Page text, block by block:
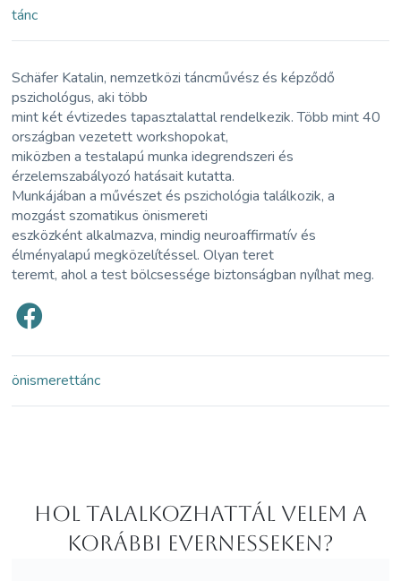
tánc
Schäfer Katalin, nemzetközi táncművész és képződő
pszichológus, aki több
mint két évtizedes tapasztalattal rendelkezik. Több mint 40
országban vezetett workshopokat,
miközben a testalapú munka idegrendszeri és
érzelemszabályozó hatásait kutatta.
Munkájában a művészet és pszichológia találkozik, a
mozgást szomatikus önismereti
eszközként alkalmazva, mindig neuroaffirmatív és
élményalapú megközelítéssel. Olyan teret
teremt, ahol a test bölcsessége biztonságban nyílhat meg.
önismerettánc
Hol Talalkozhattál velem a
korábbi Evernesseken?